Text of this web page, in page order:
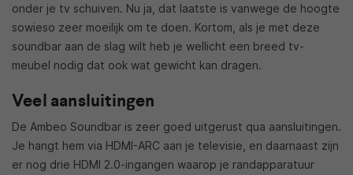
onder je tv schuiven. Nu ja, dat laatste is vanwege de hoogte
sowieso zeer moeilijk om te doen. Kortom, als je met deze
soundbar aan de slag wilt heb je wellicht een breed tv-
meubel nodig dat ook wat gewicht kan dragen.
Veel aansluitingen
De Ambeo Soundbar is zeer goed uitgerust qua aansluitingen.
Je hangt hem via HDMI-ARC aan je televisie, en daarnaast zijn
er nog drie HDMI 2.0-ingangen waarop je randapparatuur